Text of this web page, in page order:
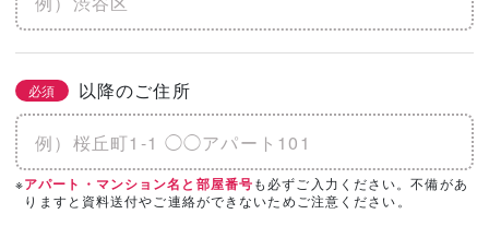
必須 以降のご住所
※アパート・マンション名と部屋番号も必ずご入力ください。不備があ
りますと資料送付やご連絡ができないためご注意ください。